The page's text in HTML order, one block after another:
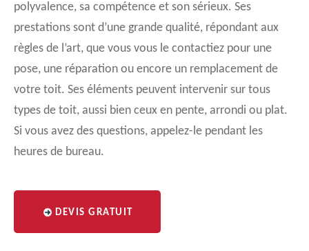
polyvalence, sa compétence et son sérieux. Ses
prestations sont d’une grande qualité, répondant aux
règles de l’art, que vous vous le contactiez pour une
pose, une réparation ou encore un remplacement de
votre toit. Ses éléments peuvent intervenir sur tous
types de toit, aussi bien ceux en pente, arrondi ou plat.
Si vous avez des questions, appelez-le pendant les
heures de bureau.
DEVIS GRATUIT